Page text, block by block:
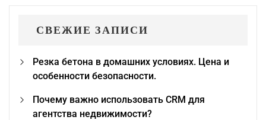
СВЕЖИЕ ЗАПИСИ
Резка бетона в домашних условиях. Цена и
особенности безопасности.
Почему важно использовать CRM для
агентства недвижимости?